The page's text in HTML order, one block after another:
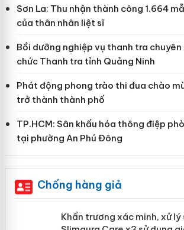
Sơn La: Thu nhận thành công 1.664
của thân nhân liệt sĩ
Bồi dưỡng nghiệp vụ thanh tra
chức Thanh tra tỉnh Quảng Ninh
Phát động phong trào thi đua chào
trở thành thành phố
TP.HCM: Sân khấu hóa thông điệp
tại phường An Phú Đông
Chống hàng giả
Khẩn trương xác minh, xử lý